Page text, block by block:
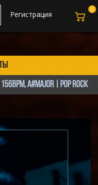
Регистрация
A#major | Pop Rock
0